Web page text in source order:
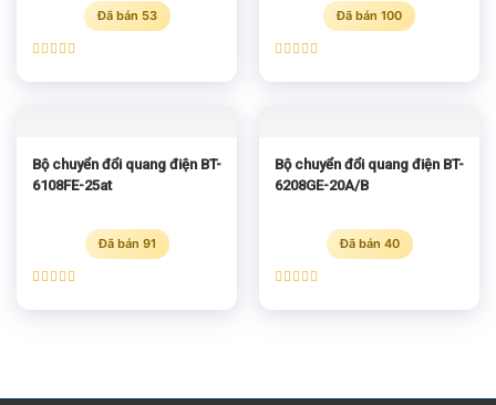
Đã bán 53
hạng5.00
Đã bán 100
hạng5.00
Bộ chuyển đổi quang điện BT-
6108FE-25at
Đã bán 91
hạng5.00
Bộ chuyển đổi quang điện BT-
6208GE-20A/B
Đã bán 40
hạng5.00